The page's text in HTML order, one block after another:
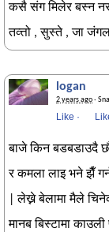
कसै संग मिलेर बस्न
तव्त्तो , सुस्ते , जा
logan
2 years ago·
Like ·
बाजे किन बडबडाउदै
र कमला लाइ भने झैँ
| लेख्ने बेलामा मैले
मानब बिस्टामा